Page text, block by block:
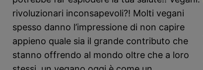
rivoluzionari inconsapevoli?! Molti vegani
spesso danno l’impressione di non capire
appieno quale sia il grande contributo che
stanno offrendo al mondo oltre che a loro